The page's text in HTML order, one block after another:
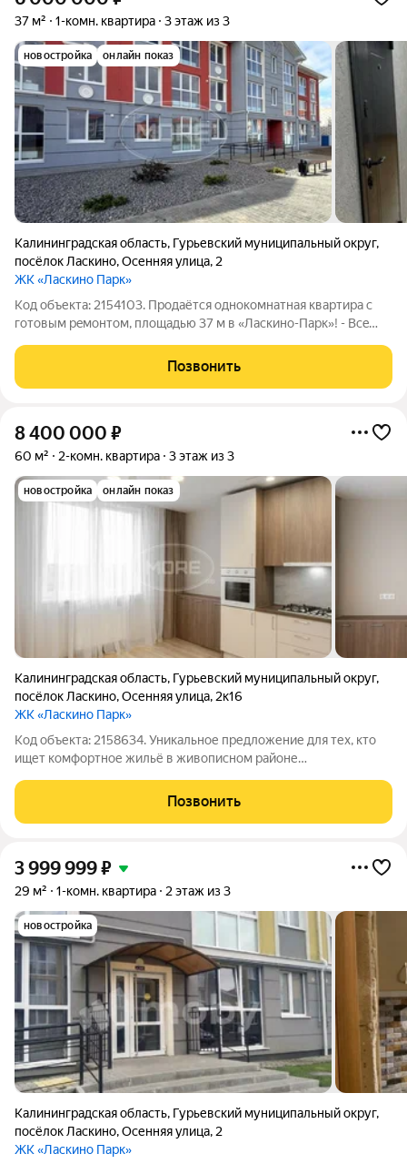
37 м² 1-комн. квартира 3 этаж из 3
новостройка онлайн показ
Калининградская область, Гурьевский муниципальный округ,
посёлок Ласкино,Осенняя улица, 2
ЖК «Ласкино Парк»
Код объекта: 2154103. Продаётся однoкомнатная квартиpа c
готовым peмoнтом, плoщaдью 37 м в «Ласкино-Пaрк»! - Всe
Paccрочка 0% - Отлично подойдет как инвестиционный
проект!! Длительная аренда
Позвонить
8 400 000 ₽
60 м² 2-комн. квартира 3 этаж из 3
новостройка онлайн показ
Калининградская область, Гурьевский муниципальный округ,
посёлок Ласкино,Осенняя улица, 2к16
ЖК «Ласкино Парк»
Код объекта: 2158634. Уникальное предложение для тех, кто
ищет комфортное жильё в живописном районе
Ласкино. Доступны все виды ипотек: Семейная ипотека
Военная ипотека IT ипотека Квартира
Позвонить
3 999 999₽
29 м² 1-комн. квартира 2 этаж из 3
новостройка
Калининградская область, Гурьевский муниципальный округ,
посёлок Ласкино,Осенняя улица, 2
ЖК «Ласкино Парк»